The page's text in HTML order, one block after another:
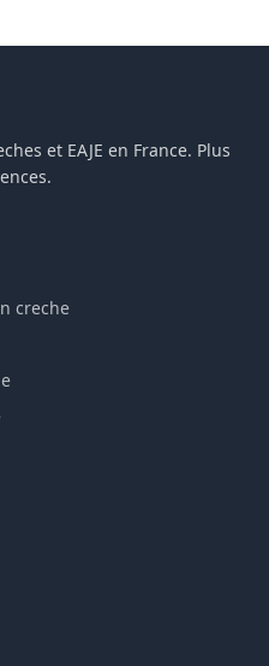
et EAJE en France. Plus
creche